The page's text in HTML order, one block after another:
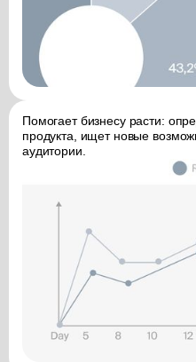
Помогает бизнесу расти:
продукта, ищет новые
аудитории.